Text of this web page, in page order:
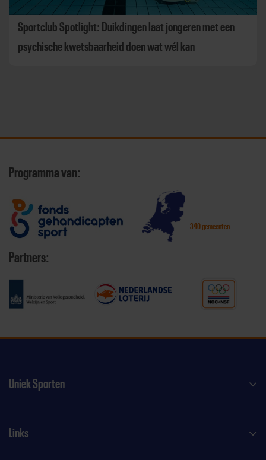
Sportclub Spotlight: Duikdingen laat jongeren met een
psychische kwetsbaarheid doen wat wél kan
Programma van:
340 gemeenten
Partners:
Uniek Sporten
Links